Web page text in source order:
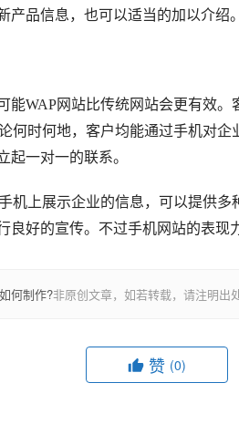
产品信息，也可以适当的加以介绍。
WAP网站比传统网站会更有效。
何时何地，客户均能通过手机对
起一对一的联系。
上展示企业的信息，可以提供多
良好的宣传。不过手机网站的表现
何制作?非原创文章，如若转载，请注明出处
赞 (0)